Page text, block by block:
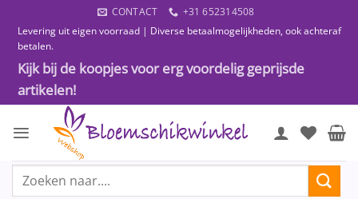
naar
inhoud
CONTACT
+31 652314508
Levering uit eigen voorraad | Diverse betaalmogelijkheden, ook achteraf
betalen.
Kijk bij de koopjes voor erg voordelig geprijsde
artikelen!
Zoeken